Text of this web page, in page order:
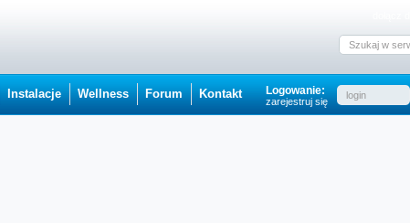
Instalacje Wellness Forum Kontakt Logowanie:
zarejestruj się